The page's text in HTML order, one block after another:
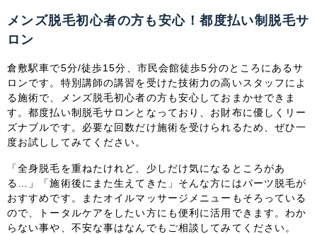
メンズ脱毛初心者の方も安心！都度払い制脱毛サ
ロン
倉敷駅車で5分/徒歩15分、市民会館徒歩5分のところにあるサ
ロンです。特別講師の講習を受けた技術力の高いスタッフによ
る施術で、メンズ脱毛初心者の方も安心しておまかせできま
す。都度払い制脱毛サロンとなっており、お財布に優しくリー
ズナブルです。必要な回数だけ施術を受けられるため、ぜひ一
度お試ししてみてください。
「全身脱毛を重ねたけれど、少しだけ気になるところがあ
る…」「施術後にまた生えてきた」そんな方にはパーツ脱毛が
おすすめです。またオイルマッサージメニューもそろっている
ので、トータルケアをしたい方にも便利に活用できます。わか
らない事や、不安な事はなんでもご相談してみてください。
新潟県 富山県 石川県 福井県
山梨県
愛知県
関西
滋賀県 京都府
奈良県 三重県 和歌山県
中国・四国